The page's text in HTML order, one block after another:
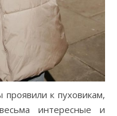
к пуховикам,
интересные и